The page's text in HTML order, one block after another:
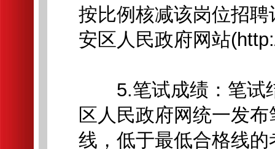
按比例核减该岗位招
安区人民政府网站
5.笔试成绩：笔试
区人民政府网统一发
线，低于最低合格线